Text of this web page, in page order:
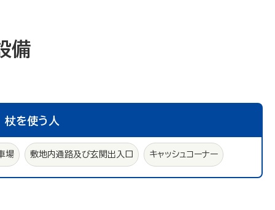
備
杖を使う人
場 敷地内通路及び玄関出入口 キャッシュコーナー